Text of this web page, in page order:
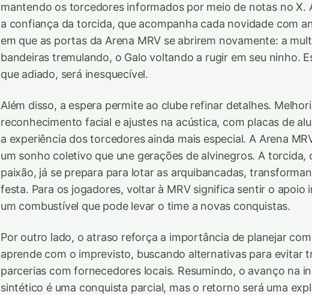
mantendo os torcedores informados por meio de notas no X.
a confiança da torcida, que acompanha cada novidade com
em que as portas da Arena MRV se abrirem novamente: a
bandeiras tremulando, o Galo voltando a rugir em seu ninho.
que adiado, será inesquecível.
Além disso, a espera permite ao clube refinar detalhes.
reconhecimento facial e ajustes na acústica, com placas de
a experiência dos torcedores ainda mais especial. A Arena
um sonho coletivo que une gerações de alvinegros. A torcida,
paixão, já se prepara para lotar as arquibancadas,
festa. Para os jogadores, voltar à MRV significa sentir o apoio
um combustível que pode levar o time a novas conquistas.
Por outro lado, o atraso reforça a importância de planejar
aprende com o imprevisto, buscando alternativas para evitar
parcerias com fornecedores locais. Resumindo, o avanço na
sintético é uma conquista parcial, mas o retorno será uma